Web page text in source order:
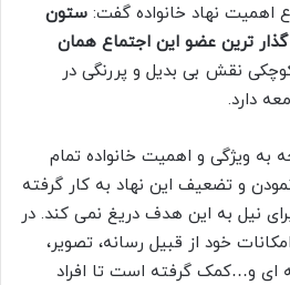
اهمیت نهاد خانواده گفت: ستون
ترین عضو این اجتماع همان
نقش بی بدیل و پررنگی در
دارد.
به ویژگی و اهمیت خانواده تمام
و تضعیف این نهاد به کار گرفته
نیل به این هدف دریغ نمی کند. در
خود از قبیل رسانه، تصویر،
ای و…کمک گرفته است تا افراد